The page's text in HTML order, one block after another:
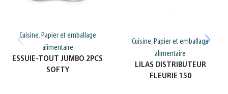
Cuisine, Papier et emballage
alimentaire
ESSUIE-TOUT JUMBO 2PCS
SOFTY
Cuisine, Papier et emballage
alimentaire
LILAS DISTRIBUTEUR
FLEURIE 150